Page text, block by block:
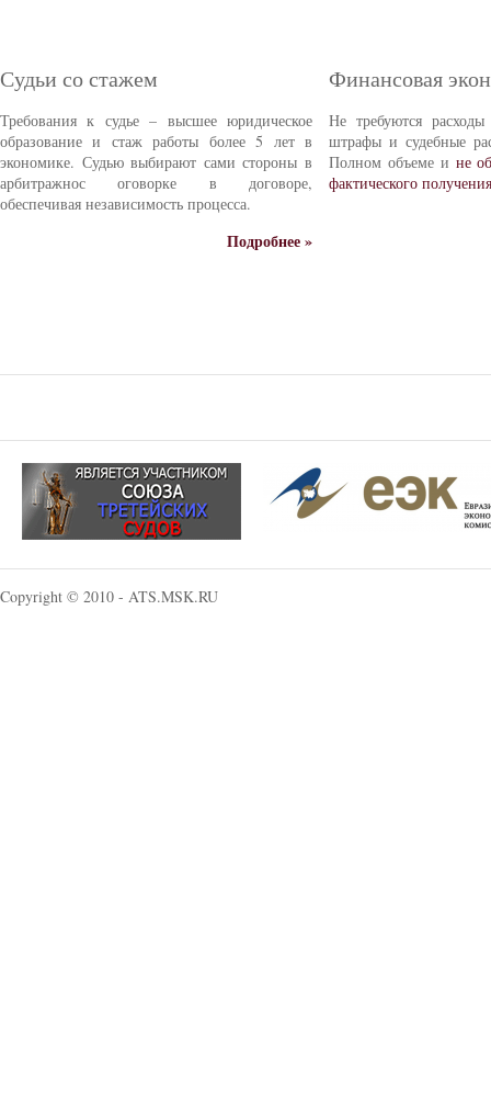
Судьи со стажем
Требования к судье – высшее юридическое
образование и стаж работы более 5 лет в
экономике. Судью выбирают сами стороны в
арбитражнос оговорке в договоре,
обеспечивая независимость процесса.
Подробнее »
Финансовая
Не требуются
штрафы и судебные
Полном объеме и не
фактического получения
Copyright © 2010 - ATS.MSK.RU